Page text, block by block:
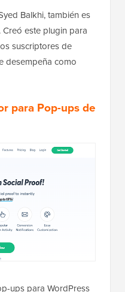
Balkhi, también es
este plugin para
suscriptores de
desempeña como
para Pop-ups de
ups para WordPress